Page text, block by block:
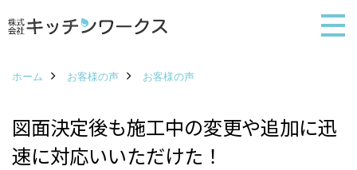
ホーム お客様の声 お客様の声
図面決定後も施工中の変更や追加に迅
速に対応いいただけた！